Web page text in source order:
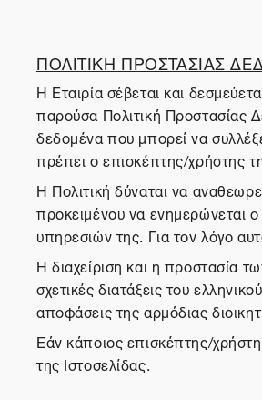
ΠΟΛΙΤΙΚΗ ΠΡΟΣΤΑΣΙΑΣ
Η Εταιρία σέβεται και
παρούσα Πολιτική Προστασίας
δεδομένα που μπορεί να
πρέπει ο επισκέπτης/χρήστης
Η Πολιτική δύναται να
προκειμένου να ενημερώνεται
υπηρεσιών της. Για τον λόγο
Η διαχείριση και η προστασία
σχετικές διατάξεις του
αποφάσεις της αρμόδιας
Εάν κάποιος επισκέπτης/
της Ιστοσελίδας.